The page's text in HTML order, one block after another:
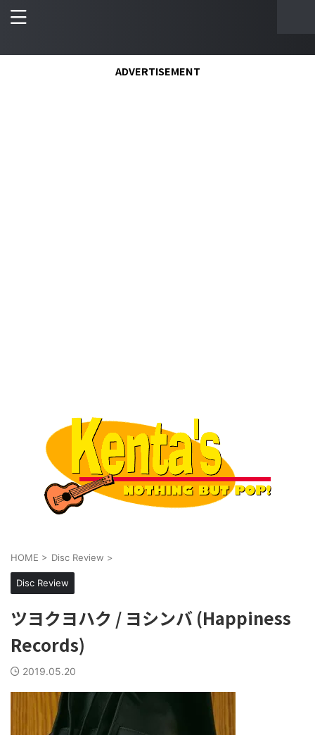
ADVERTISEMENT
HOME > Disc Review >
Disc Review
ツヨクヨハク / ヨシンバ (Happiness
Records)
2019.05.20